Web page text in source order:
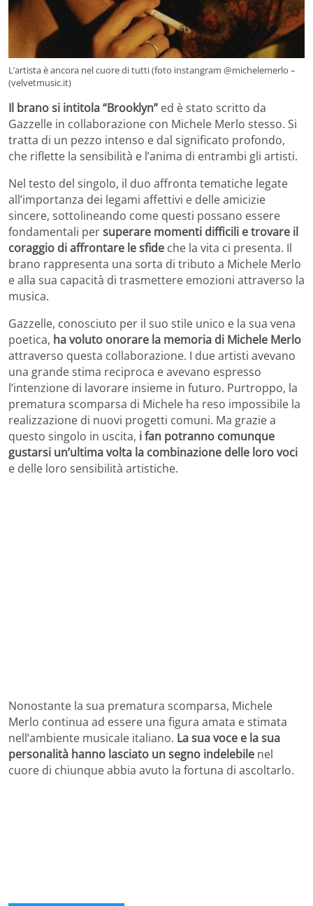
L’artista è ancora nel cuore di tutti (foto instangram @michelemerlo –
(velvetmusic.it)
Il brano si intitola “Brooklyn” ed è stato scritto da
Gazzelle in collaborazione con Michele Merlo stesso. Si
tratta di un pezzo intenso e dal significato profondo,
che riflette la sensibilità e l’anima di entrambi gli artisti.
Nel testo del singolo, il duo affronta tematiche legate
all’importanza dei legami affettivi e delle amicizie
sincere, sottolineando come questi possano essere
fondamentali persuperare momenti difficili e trovare il
coraggio di affrontare le sfide che la vita ci presenta. Il
brano rappresenta una sorta di tributo a Michele Merlo
e alla sua capacità di trasmettere emozioni attraverso la
musica.
Gazzelle, conosciuto per il suo stile unico e la sua vena
poetica, ha voluto onorare la memoria di Michele Merlo
attraverso questa collaborazione. I due artisti avevano
una grande stima reciproca e avevano espresso
l’intenzione di lavorare insieme in futuro. Purtroppo, la
prematura scomparsa di Michele ha reso impossibile la
realizzazione di nuovi progetti comuni. Ma grazie a
questo singolo in uscita, i fan potranno comunque
gustarsi un’ultima volta la combinazione delle loro voci
e delle loro sensibilità artistiche.
Nonostante la sua prematura scomparsa, Michele
Merlo continua ad essere una figura amata e stimata
nell’ambiente musicale italiano. La sua voce e la sua
personalità hanno lasciato un segno indelebile nel
cuore di chiunque abbia avuto la fortuna di ascoltarlo.